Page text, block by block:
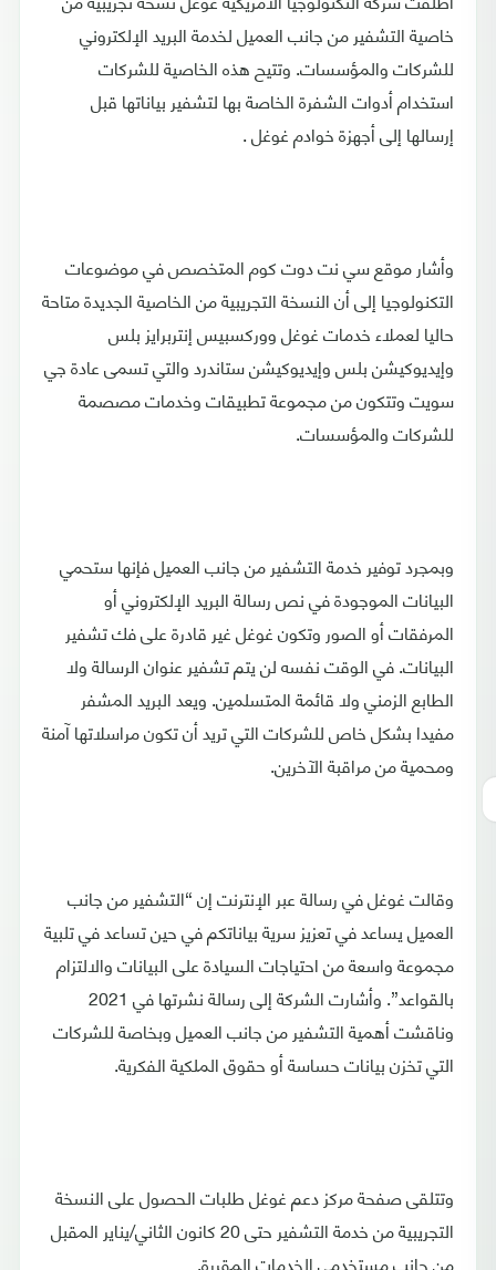
خاصية التشفير من جانب العميل لخدمة البريد الإلكتروني
للشركات والمؤسسات. وتتيح هذه الخاصية للشركات
استخدام أدوات الشفرة الخاصة بها لتشفير بياناتها قبل
إرسالها إلى أجهزة خوادم غوغل .
وأشار موقع سي نت دوت كوم المتخصص في موضوعات
التكنولوجيا إلى أن النسخة التجريبية من الخاصية الجديدة متاحة
حاليا لعملاء خدمات غوغل ووركسبيس إنتربرايز بلس
وإيديوكيشن بلس وإيديوكيشن ستاندرد والتي تسمى عادة جي
سويت وتتكون من مجموعة تطبيقات وخدمات مصصمة
للشركات والمؤسسات.
وبمجرد توفير خدمة التشفير من جانب العميل فإنها ستحمي
البيانات الموجودة في نص رسالة البريد الإلكتروني أو
المرفقات أو الصور وتكون غوغل غير قادرة على فك تشفير
البيانات. في الوقت نفسه لن يتم تشفير عنوان الرسالة ولا
الطابع الزمني ولا قائمة المتسلمين. ويعد البريد المشفر
مفيدا بشكل خاص للشركات التي تريد أن تكون مراسلاتها آمنة
ومحمية من مراقبة الآخرين.
وقالت غوغل في رسالة عبر الإنترنت إن “التشفير من جانب
العميل يساعد في تعزيز سرية بياناتكم في حين تساعد في تلبية
مجموعة واسعة من احتياجات السيادة على البيانات والالتزام
بالقواعد”. وأشارت الشركة إلى رسالة نشرتها في 2021
وناقشت أهمية التشفير من جانب العميل وبخاصة للشركات
التي تخزن بيانات حساسة أو حقوق الملكية الفكرية.
وتتلقى صفحة مركز دعم غوغل طلبات الحصول على النسخة
التجريبية من خدمة التشفير حتى 20 كانون الثاني/يناير المقبل
من جانب مستخدمي الخدمات المقررة.